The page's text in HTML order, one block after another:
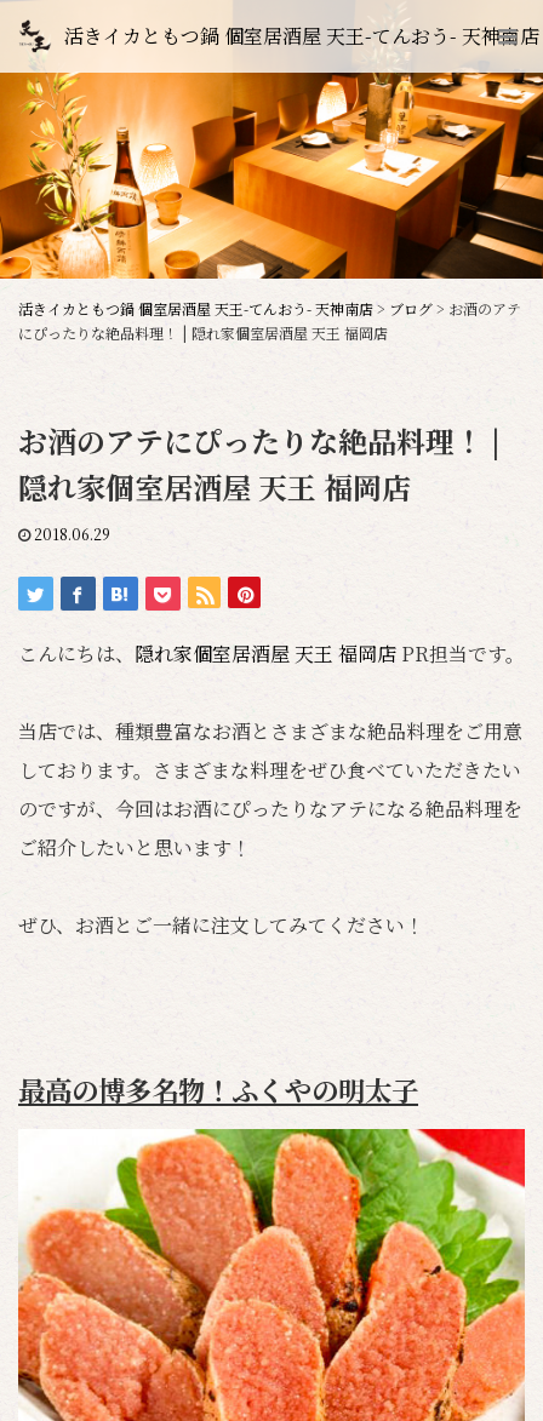
活きイカともつ鍋 個室居酒屋 天王-てんおう- 天神南店
活きイカともつ鍋 個室居酒屋 天王-てんおう- 天神南店> ブログ> お酒のアテ
にぴったりな絶品料理！ | 隠れ家個室居酒屋 天王 福岡店
お酒のアテにぴったりな絶品料理！ |
隠れ家個室居酒屋 天王 福岡店
2018.06.29
こんにちは、 隠れ家個室居酒屋 天王 福岡店 PR担当です。
当店では、種類豊富なお酒とさまざまな絶品料理をご用意
しております。さまざまな料理をぜひ食べていただきたい
のですが、今回はお酒にぴったりなアテになる絶品料理を
ご紹介したいと思います！
ぜひ、お酒とご一緒に注文してみてください！
最高の博多名物！ふくやの明太子